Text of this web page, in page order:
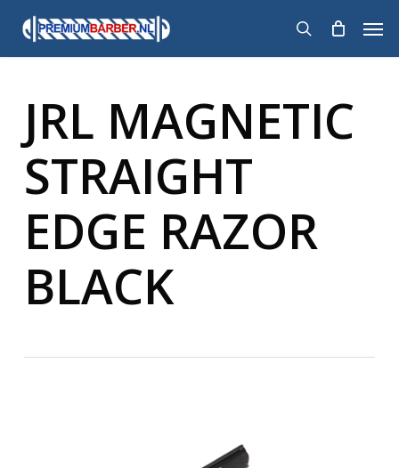
main
search
JRL MAGNETIC
STRAIGHT
EDGE RAZOR
BLACK